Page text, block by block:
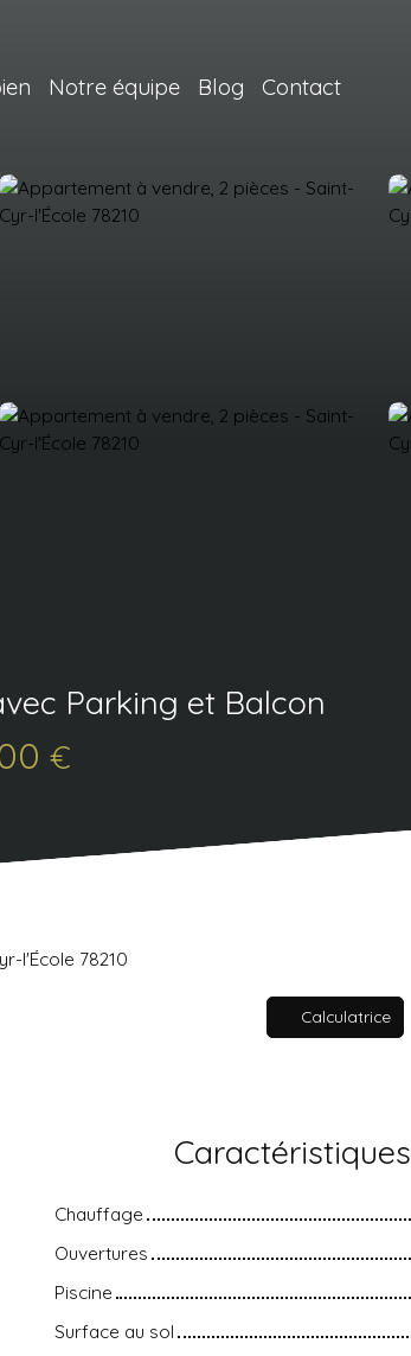
Notre équipe Blog Contact
Parking et Balcon
€
l'École 78210
Calculatrice
Caractéristiques
Chauffage
Ouvertures
Piscine
Surface au sol